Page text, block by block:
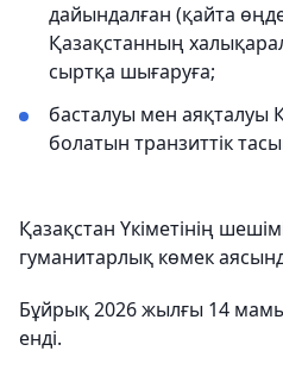
дайындалған (қайта
Қазақстанның
сыртқа шығаруға;
басталуы мен аяқталуы
болатын транзиттік
Қазақстан Үкіметінің
гуманитарлық көмек
Бұйрық 2026 жылғы 14
енді.